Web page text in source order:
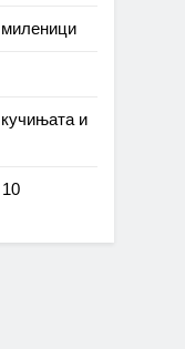
кучињата и